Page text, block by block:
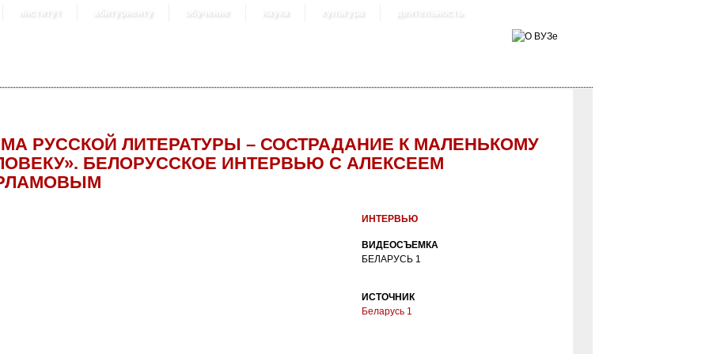
институт абитуриенту обучение наука культура деятельность
РУССКОЙ ЛИТЕРАТУРЫ – СОСТРАДАНИЕ К МАЛЕНЬКОМУ
БЕЛОРУССКОЕ ИНТЕРВЬЮ С АЛЕКСЕЕМ
ИНТЕРВЬЮ
ВИДЕОСЪЕМКА
БЕЛАРУСЬ 1
ИСТОЧНИК
Беларусь 1